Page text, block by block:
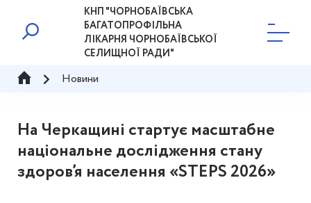
КНП "ЧОРНОБАЇВСЬКА
БАГАТОПРОФІЛЬНА
ЛІКАРНЯ ЧОРНОБАЇВСЬКОЇ
СЕЛИЩНОЇ РАДИ"
Новини
На Черкащині стартує масштабне
національне дослідження стану
здоров’я населення «STEPS 2026»